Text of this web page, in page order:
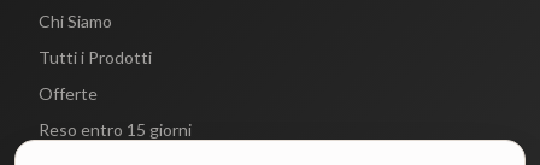
Chi Siamo
Tutti i Prodotti
Offerte
Reso entro 15 giorni